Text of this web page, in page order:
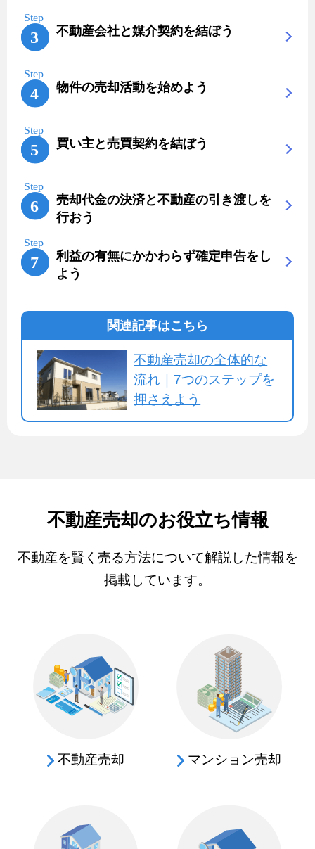
不動産会社と媒介契約を結ぼう
物件の売却活動を始めよう
買い主と売買契約を結ぼう
売却代金の決済と不動産の引き渡しを
行おう
利益の有無にかかわらず確定申告をし
よう
関連記事はこちら
不動産売却の全体的な
流れ｜7つのステップを
押さえよう
不動産売却のお役立ち情報
不動産を賢く売る方法について解説した情報を
掲載しています。
不動産売却 マンション売却